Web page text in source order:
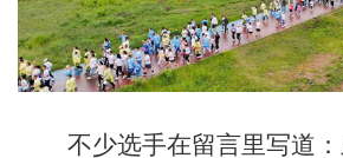
不少选手在留言里写道：